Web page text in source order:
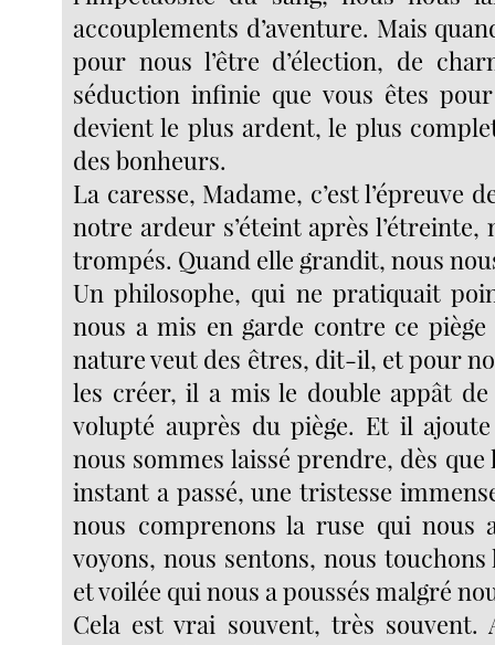
accouplements d’aventure. Mais
pour nous l’être d’élection, de
séduction infinie que vous êtes
devient le plus ardent, le plus
des bonheurs.
La caresse, Madame, c’est l’épreuve
notre ardeur s’éteint après l’étreinte,
trompés. Quand elle grandit, nous
Un philosophe, qui ne pratiquait
nous a mis en garde contre ce
nature veut des êtres, dit-il, et pour
les créer, il a mis le double appât de
volupté auprès du piège. Et il
nous sommes laissé prendre, dès que
instant a passé, une tristesse
nous comprenons la ruse qui nous
voyons, nous sentons, nous
et voilée qui nous a poussés malgré
Cela est vrai souvent, très souvent.